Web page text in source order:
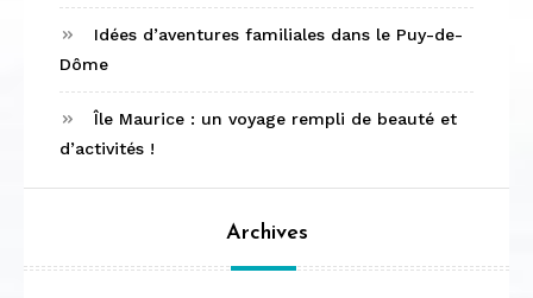
Idées d’aventures familiales dans le Puy-de-
Dôme
Île Maurice : un voyage rempli de beauté et
d’activités !
Archives